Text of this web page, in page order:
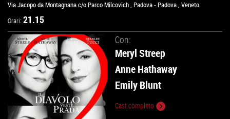
Via Jacopo da Montagnana c/o Parco Milcovich, Padova-Padova, Veneto
Orari: 21.15
Con:
Meryl Streep
Anne Hathaway
Emily Blunt
Cast completo